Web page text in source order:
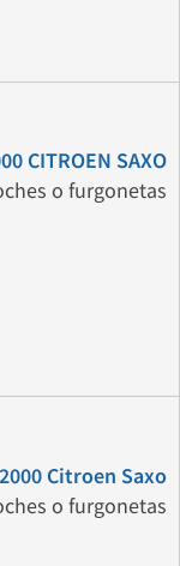
CITROEN SAXO
o furgonetas
2000 Citroen Saxo
o furgonetas